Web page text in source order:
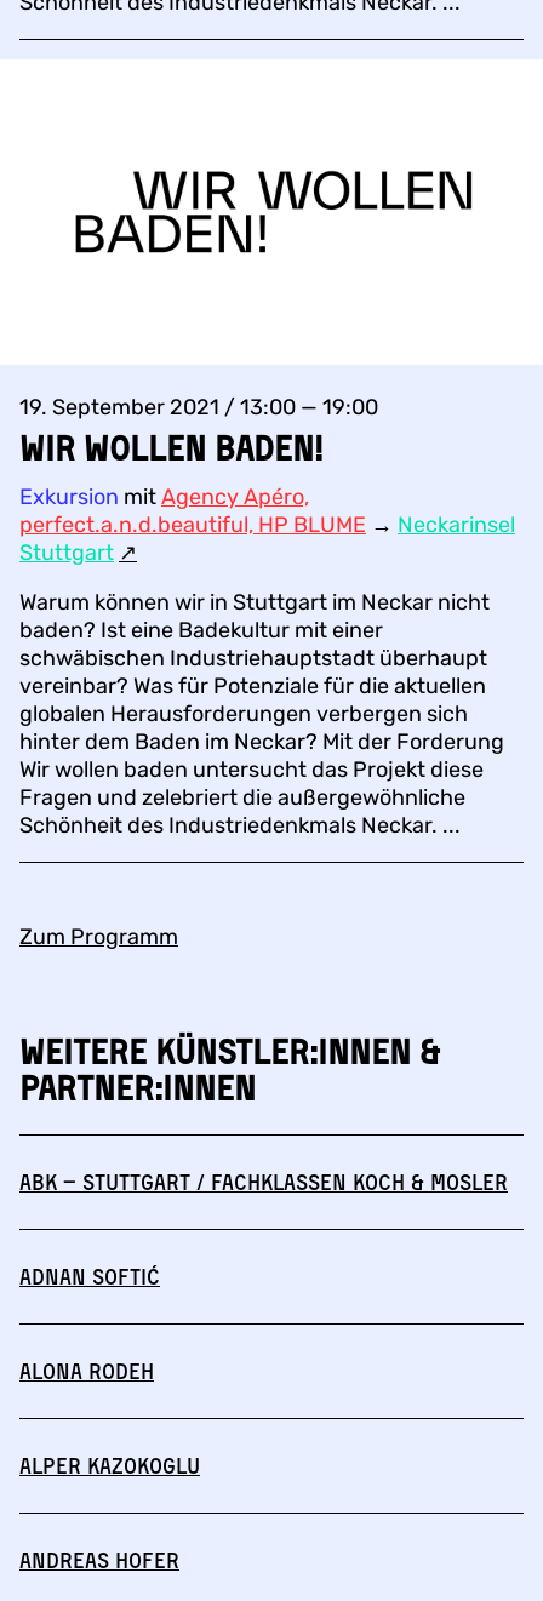
19. September 2021 / 13:00 — 19:00
Wir wollen baden!
Exkursion mitAgency Apéro,
perfect.a.n.d.beautiful, HP BLUME → Neckarinsel
Stuttgart ↗︎
Warum können wir in Stuttgart im Neckar nicht
baden? Ist eine Badekultur mit einer
schwäbischen Industriehauptstadt überhaupt
vereinbar? Was für Potenziale für die aktuellen
globalen Herausforderungen verbergen sich
hinter dem Baden im Neckar? Mit der Forderung
Wir wollen baden untersucht das Projekt diese
Fragen und zelebriert die außergewöhnliche
Schönheit des Industriedenkmals Neckar. ...
Zum Programm
Weitere Künstler:innen &
Partner:innen
abk – Stuttgart / Fachklassen Koch & Mosler
Adnan Softić
Alona Rodeh
Alper Kazokoglu
Andreas Hofer